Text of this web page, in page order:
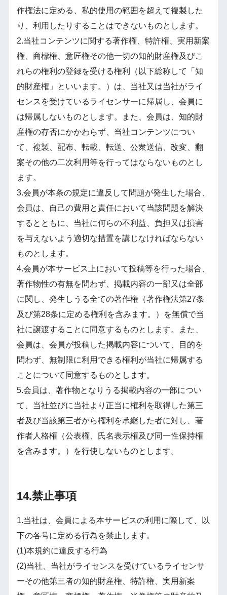
作権法に定める、私的使用の範囲を超えて複製した
り、利用したりすることはできないものとします。
2.当社コンテンツに関する著作権、特許権、実用新案
権、商標権、意匠権その他一切の知的財産権及びこ
れらの権利の登録を受ける権利（以下総称して「知
的財産権」といいます。）は、当社又は当社がライ
センスを受けているライセンサーに帰属し、会員に
は帰属しないものとします。また、会員は、知的財
産権の存否にかかわらず、当社コンテンツについ
て、複製、配布、転載、転送、公衆送信、改変、翻
案その他の二次利用等を行ってはならないものとし
ます。
3.会員が本条の規定に違反して問題が発生した場合、
会員は、自己の費用と責任において当該問題を解決
するとともに、当社に何らの不利益、負担又は損害
を与えないよう適切な措置を講じなければならない
ものとします。
4.会員が本サービス上において投稿等を行った場合、
著作物性の有無を問わず、掲載内容の一部又は全部
に関し、発生しうる全ての著作権（著作権法第27条
及び第28条に定める権利を含みます。）を無償で当
社に譲渡することに同意するものとします。また、
会員は、会員が投稿した掲載内容について、目的を
問わず、無制限に利用できる権利が当社に帰属する
ことについて同意するものとします。
5.会員は、著作物となりうる掲載内容の一部につい
て、当社並びに当社より正当に権利を取得した第三
者及び当該第三者から権利を承継した者に対し、著
作者人格権（公表権、氏名表示権及び同一性保持権
を含みます。）を行使しないものとします。
14.禁止事項
1.当社は、会員による本サービスの利用に際して、以
下の各号に定める行為を禁止します。
(1)本規約に違反する行為
(2)当社、当社がライセンスを受けているライセンサ
ーその他第三者の知的財産権、特許権、実用新案